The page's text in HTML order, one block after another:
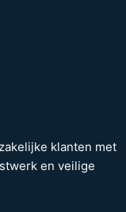
klanten met
en veilige